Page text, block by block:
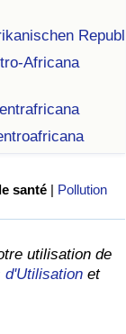
Africana
santé | Pollution
utilisation de
d'Utilisation et